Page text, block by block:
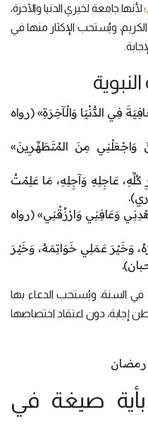
؛ لأنها جامعة لخيري الدنيا والآخرة،
ويُستحب الإكثار منها في
فِي الدُّنْيَا وَالْآخِرَةِ» (رواه
وَاجْعَلْنِي مِنَ المُتَطَهِّرِينَ»
عَاجِلِهِ وَآجِلِهِ، مَا عَلِمْتُ
وَعَافِنِي وَارْزُقْنِي» (رواه
وَخَيْرَ عَمَلِي خَوَاتِمَهُ، وَخَيْرَ
في السنة، ويُستحب الدعاء بها
دون اعتقاد اختصاصها
صيغة في